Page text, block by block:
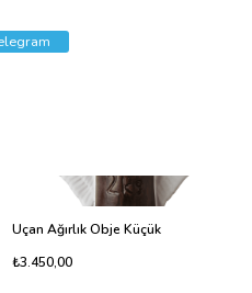
Uçan Ağırlık Obje Küçük
₺3.450,00